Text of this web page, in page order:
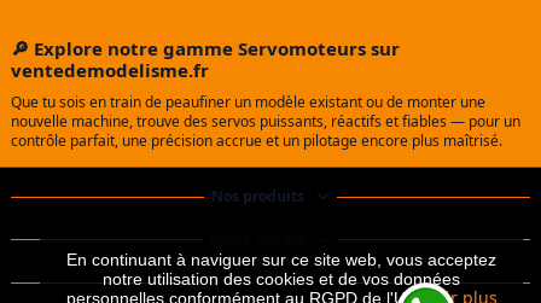
🔎 Explore notre gamme Servomoteurs sur
ventedemodelisme.fr
Que tu sois en train de peaufiner un modèle existant ou de monter une
nouvelle machine, trouve des servos puissants, réactifs et fiables — pour un
contrôle parfait, une précision accrue et un pilotage encore plus maîtrisé.
Nos produits
Contactez-nous
En continuant à naviguer sur ce site web, vous acceptez
notre utilisation des cookies et de vos données
personnelles conformément au RGPD de l'UE. Voir plus